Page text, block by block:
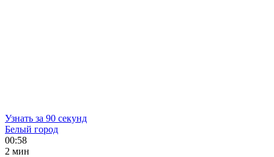
Узнать за 90 секунд
Белый город
00:58
2 мин